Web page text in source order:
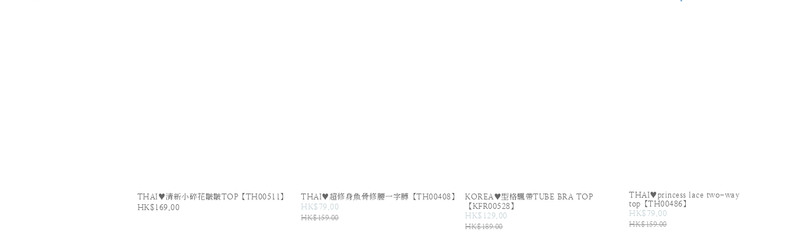
THAI♥清新小碎花皺皺TOP【TH00511】
HK$169.00
THAI♥超修身魚骨修腰一字膊【TH00408】
HK$79.00
HK$159.00
KOREA♥型格飄帶TUBE BRA TOP
【KFR00528】
HK$129.00
HK$189.00
THAI♥princess lace two-way
top【TH00486】
HK$79.00
HK$159.00